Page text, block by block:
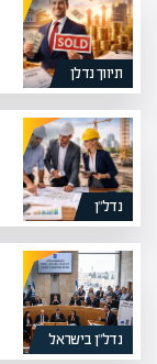
תיווך נדלן
נדל”ן
נדל”ן בישראל